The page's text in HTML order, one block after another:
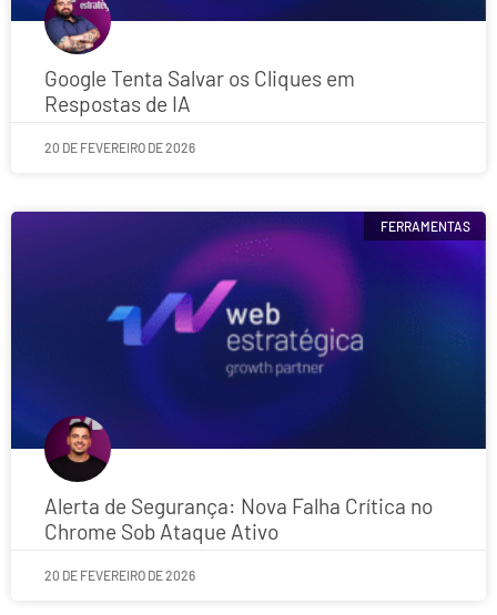
Google Tenta Salvar os Cliques em
Respostas de IA
20 DE FEVEREIRO DE 2026
FERRAMENTAS
Alerta de Segurança: Nova Falha Crítica no
Chrome Sob Ataque Ativo
20 DE FEVEREIRO DE 2026